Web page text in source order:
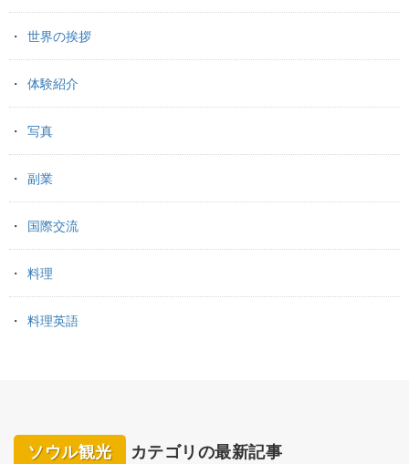
世界の挨拶
体験紹介
写真
副業
国際交流
料理
料理英語
ソウル観光 カテゴリの最新記事